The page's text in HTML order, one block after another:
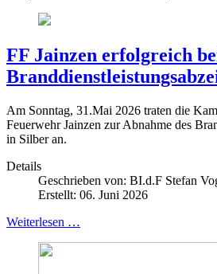
FF Jainzen erfolgreich
Am Sonntag, 31.Mai 2026 traten die
Feuerwehr Jainzen zur Abnahme des
in Silber an.
Details
Geschrieben von: BI.d.F Stefan
Erstellt: 06. Juni 2026
Weiterlesen …